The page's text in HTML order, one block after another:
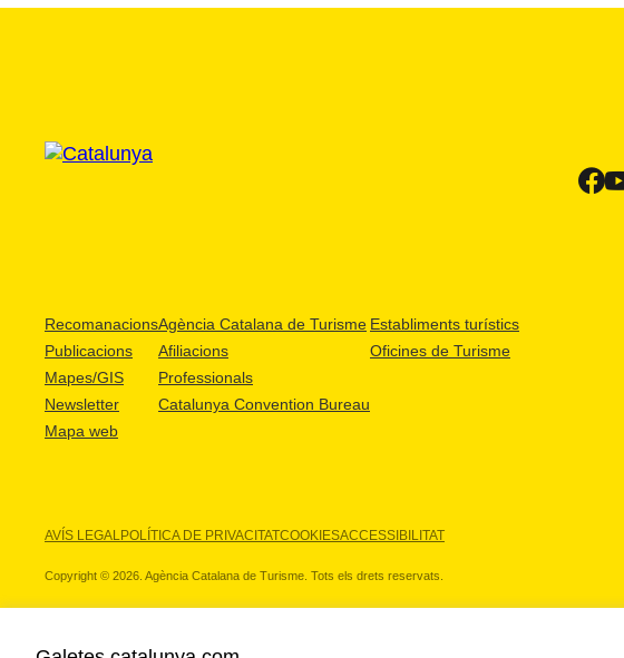
Recomanacions
Publicacions
Mapes/GIS
Newsletter
Mapa web
Agència Catalana de Turisme
Afiliacions
Professionals
Catalunya Convention Bureau
Establiments turístics
Oficines de Turisme
AVÍS LEGALPOLÍTICA DE PRIVACITATCOOKIESACCESSIBILITAT
Copyright © 2026. Agència Catalana de Turisme. Tots els drets reservats.